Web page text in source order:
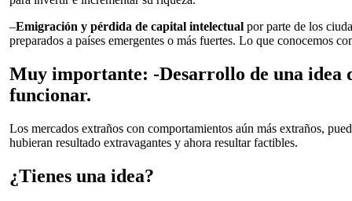
–Emigración y pérdida de capital intelectual por parte de los
preparados a países emergentes o más fuertes. Lo que conocemos
Muy importante: -Desarrollo de una idea
funcionar.
Los mercados extraños con comportamientos aún más extraños,
hubieran resultado extravagantes y ahora resultar factibles.
¿Tienes una idea?